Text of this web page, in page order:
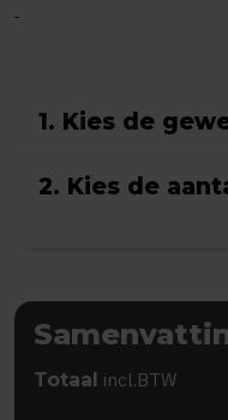
1. Kies de
2. Kies de
Totaal incl.BTW